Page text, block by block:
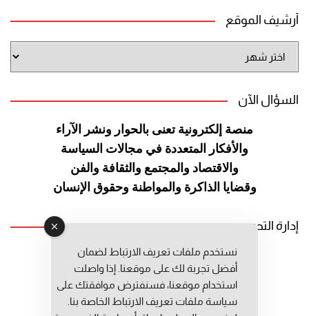
أرشيف الموقع
الموقع
السؤال الآن
منصة إلكترونية تعنى بالحوار ونشر الآراء
والأفكار المتعددة في مجالات السياسة
والاقتصاد والمجتمع والثقافة والفن
وقضايا الذاكرة والمواطنة وحقوق الإنسان
إدارة التحرير
رئيس التحرير: عبد الرحيم التوراني
رئيس التحرير المساعد: المعطي قبال
مديرة التحرير: فاطمة حوحو
نستخدم ملفات تعريف الارتباط لضمان
أفضل تجربة لك على موقعنا. إذا واصلت
استخدام موقعنا، فسنفترض موافقتك على
سياسة ملفات تعريف الارتباط الخاصة بنا.